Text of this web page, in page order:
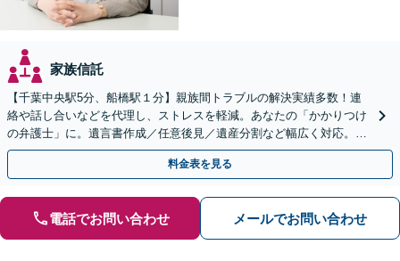
家族信託
【千葉中央駅5分、船橋駅１分】親族間トラブルの解決実績多数！連
絡や話し合いなどを代理し、ストレスを軽減。あなたの「かかりつけ
の弁護士」に。遺言書作成／任意後見／遺産分割など幅広く対応。お
気軽にご相談ください！【初回来所相談30分無料】
料金表を見る
電話でお問い合わせ メールでお問い合わせ